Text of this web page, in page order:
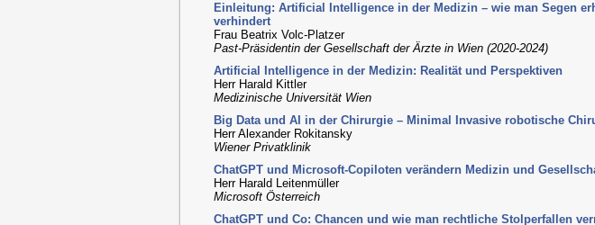
Einleitung: Artificial Intelligence in der Medizin – wie man Segen
verhindert
Frau Beatrix Volc-Platzer
Past-Präsidentin der Gesellschaft der Ärzte in Wien (2020-2024)
Artificial Intelligence in der Medizin: Realität und Perspektiven
Herr Harald Kittler
Medizinische Universität Wien
Big Data und AI in der Chirurgie – Minimal Invasive robotische
Herr Alexander Rokitansky
Wiener Privatklinik
ChatGPT und Microsoft-Copiloten verändern Medizin und
Herr Harald Leitenmüller
Microsoft Österreich
ChatGPT und Co: Chancen und wie man rechtliche Stolperfallen